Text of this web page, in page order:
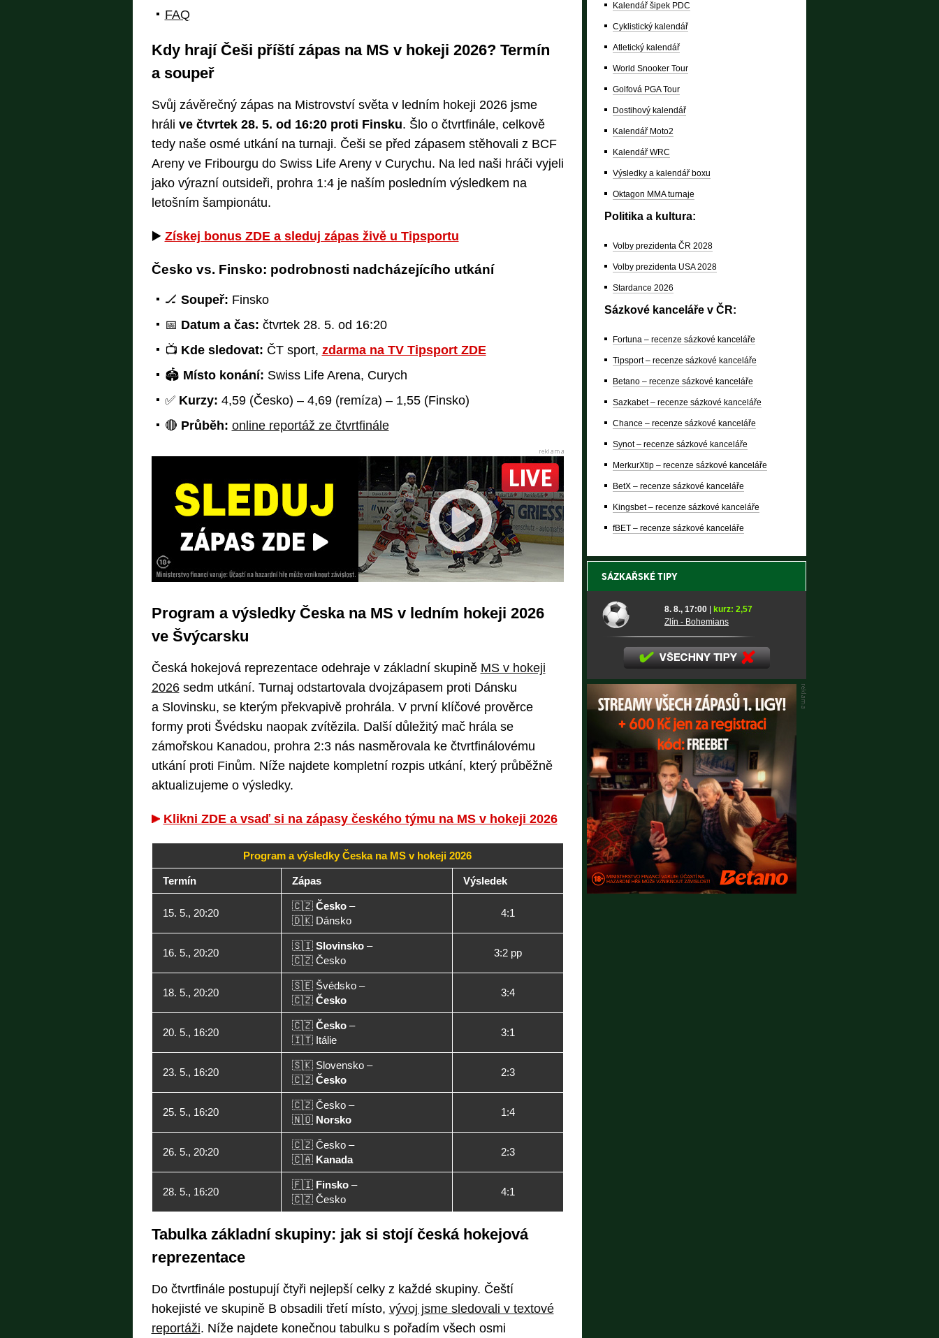
FAQ
Kdy hrají Češi příští zápas na MS v hokeji 2026? Termín
a soupeř
Svůj závěrečný zápas na Mistrovství světa v ledním hokeji 2026 jsme
hráli ve čtvrtek 28. 5. od 16:20 proti Finsku. Šlo o čtvrtfinále, celkově
tedy naše osmé utkání na turnaji. Češi se před zápasem stěhovali z BCF
Areny ve Fribourgu do Swiss Life Areny v Curychu. Na led naši hráči vyjeli
jako výrazní outsideři, prohra 1:4 je naším posledním výsledkem na
letošním šampionátu.
▶️ Získej bonus ZDE a sleduj zápas živě u Tipsportu
Česko vs. Finsko: podrobnosti nadcházejícího utkání
🏒 Soupeř: Finsko
📅 Datum a čas: čtvrtek 28. 5. od 16:20
📺 Kde sledovat: ČT sport, zdarma na TV Tipsport ZDE
🏟️ Místo konání: Swiss Life Arena, Curych
✅ Kurzy: 4,59 (Česko) – 4,69 (remíza) – 1,55 (Finsko)
🔴 Průběh: online reportáž ze čtvrtfinále
Program a výsledky Česka na MS v ledním hokeji 2026
ve Švýcarsku
Česká hokejová reprezentace odehraje v základní skupině MS v hokeji
2026sedm utkání. Turnaj odstartovala dvojzápasem proti Dánsku
a Slovinsku, se kterým překvapivě prohrála. V první klíčové prověrce
formy proti Švédsku naopak zvítězila. Další důležitý mač hrála se
zámořskou Kanadou, prohra 2:3 nás nasměrovala ke čtvrtfinálovému
utkání proti Finům. Níže najdete kompletní rozpis utkání, který průběžně
aktualizujeme o výsledky.
Klikni ZDE a vsaď si na zápasy českého týmu na MS v hokeji 2026
Program a výsledky Česka na MS v hokeji 2026
Termín Zápas Výsledek
15. 5., 20:20
🇨🇿 Česko–
🇩🇰 Dánsko
4:1
16. 5., 20:20
🇸🇮 Slovinsko–
🇨🇿 Česko
3:2 pp
18. 5., 20:20
🇸🇪 Švédsko –
🇨🇿 Česko
3:4
20. 5., 16:20
🇨🇿 Česko–
🇮🇹 Itálie
3:1
23. 5., 16:20
🇸🇰 Slovensko –
🇨🇿 Česko
2:3
25. 5., 16:20
🇨🇿 Česko –
🇳🇴 Norsko
1:4
26. 5., 20:20
🇨🇿 Česko –
🇨🇦 Kanada
2:3
28. 5., 16:20
🇫🇮 Finsko–
🇨🇿 Česko
4:1
Tabulka základní skupiny: jak si stojí česká hokejová
reprezentace
Do čtvrtfinále postupují čtyři nejlepší celky z každé skupiny. Čeští
hokejisté ve skupině B obsadili třetí místo, vývoj jsme sledovali v textové
reportáži. Níže najdete konečnou tabulku s pořadím všech osmi
Kalendář šipek PDC
Cyklistický kalendář
Atletický kalendář
World Snooker Tour
Golfová PGA Tour
Dostihový kalendář
Kalendář Moto2
Kalendář WRC
Výsledky a kalendář boxu
Oktagon MMA turnaje
Politika a kultura:
Volby prezidenta ČR 2028
Volby prezidenta USA 2028
Stardance 2026
Sázkové kanceláře v ČR:
Fortuna – recenze sázkové kanceláře
Tipsport – recenze sázkové kanceláře
Betano – recenze sázkové kanceláře
Sazkabet – recenze sázkové kanceláře
Chance – recenze sázkové kanceláře
Synot – recenze sázkové kanceláře
MerkurXtip – recenze sázkové kanceláře
BetX – recenze sázkové kanceláře
Kingsbet – recenze sázkové kanceláře
fBET – recenze sázkové kanceláře
SÁZKAŘSKÉ TIPY
8. 8., 17:00
kurz: 2,57
Zlín - Bohemians